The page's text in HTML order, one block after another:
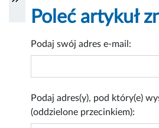
Poleć artykuł
Podaj swój adres e-mail:
Podaj adres(y), pod który(e)
(oddzielone przecinkiem):